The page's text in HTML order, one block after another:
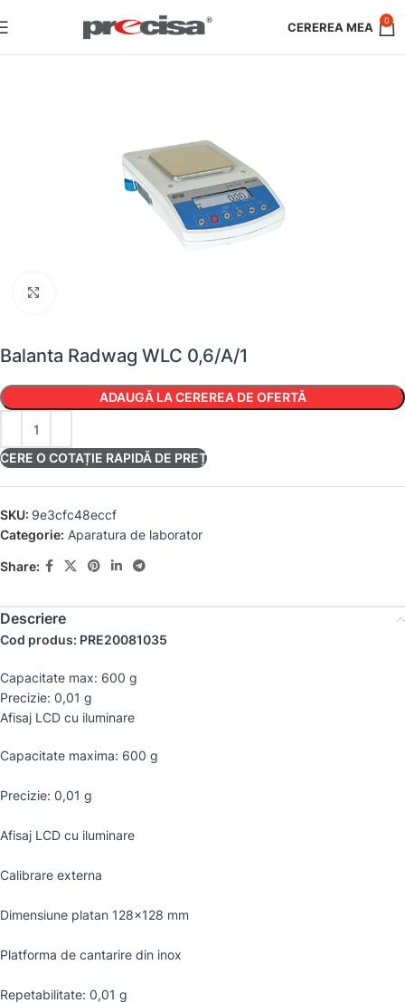
0
Balanta Radwag WLC 0,6/A/1
ADAUGĂ LA CEREREA DE OFERTĂ
CERE O COTAȚIE RAPIDĂ DE PREȚ
SKU: 9e3cfc48eccf
Categorie: Aparatura de laborator
Share:
Descriere
Cod produs: PRE20081035
Capacitate max: 600 g
Precizie: 0,01 g
Afisaj LCD cu iluminare
Capacitate maxima: 600 g
Precizie: 0,01 g
Afisaj LCD cu iluminare
Calibrare externa
Dimensiune platan 128×128 mm
Platforma de cantarire din inox
Repetabilitate: 0,01 g